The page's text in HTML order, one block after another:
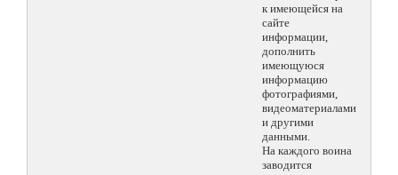
к имеющейся на
сайте
информации,
дополнить
имеющуюся
информацию
фотографиями,
видеоматериалами
и другими
данными.
На каждого воина
заводится